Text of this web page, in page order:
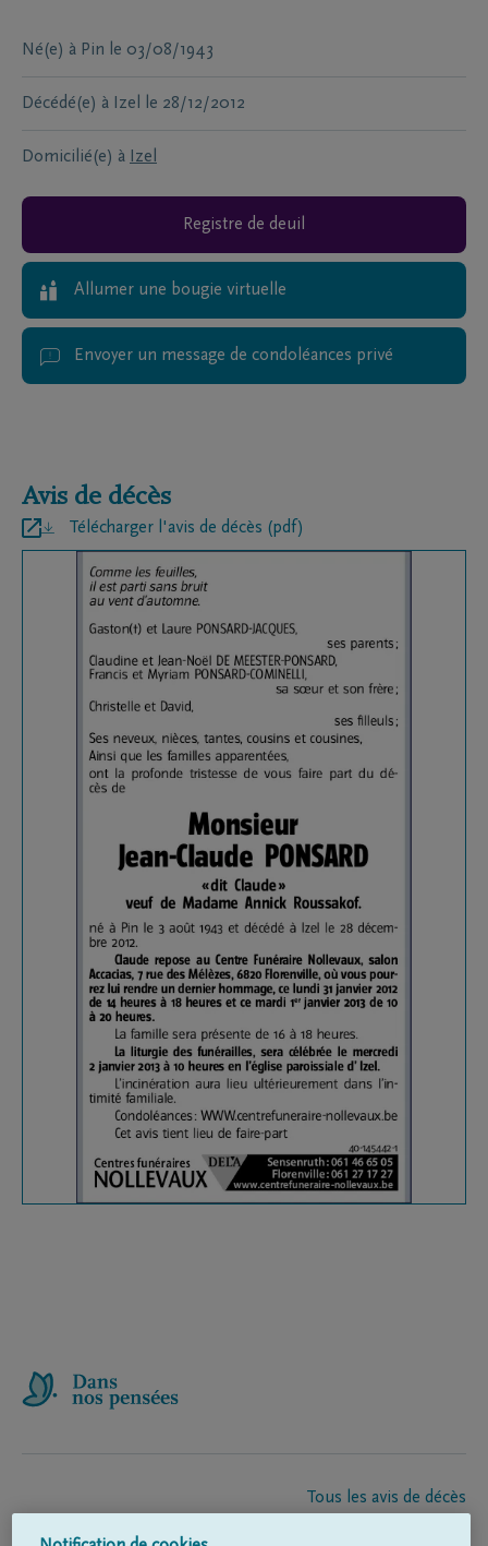
Né(e) à Pin le 03/08/1943
Décédé(e) à Izel le 28/12/2012
Domicilié(e) à Izel
Registre de deuil
Allumer une bougie virtuelle
Envoyer un message de condoléances privé
Avis de décès
Télécharger l'avis de décès (pdf)
Tous les avis de décès